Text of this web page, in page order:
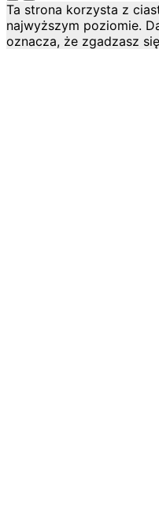
Ta strona korzysta z
najwyższym poziomie.
oznacza, że zgadzasz